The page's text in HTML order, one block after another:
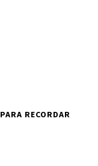
PARA RECORDAR